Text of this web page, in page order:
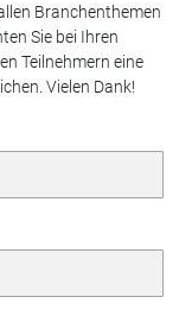
Branchenthemen
Sie bei Ihren
Teilnehmern eine
Vielen Dank!